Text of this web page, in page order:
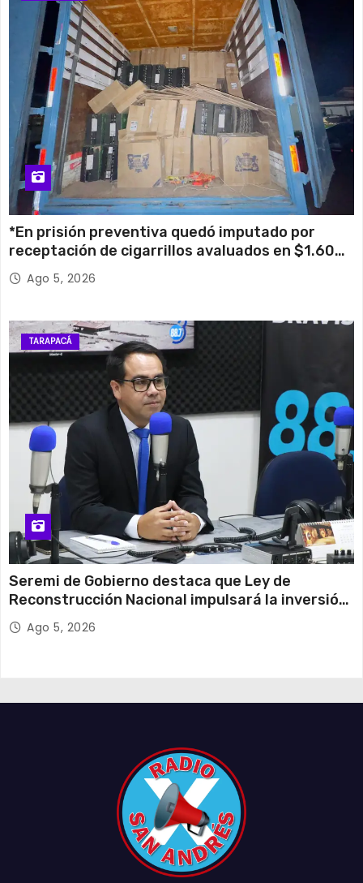
*En prisión preventiva quedó imputado por
receptación de cigarrillos avaluados en $1.600
millones*
Ago 5, 2026
TARAPACÁ
Seremi de Gobierno destaca que Ley de
Reconstrucción Nacional impulsará la inversión
y el empleo en Tarapacá
Ago 5, 2026